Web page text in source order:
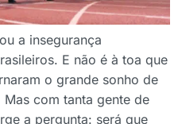
a insegurança
E não é à toa que
o grande sonho de
com tanta gente de
a pergunta: será que